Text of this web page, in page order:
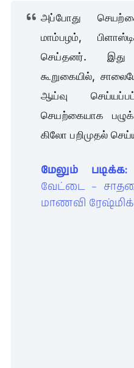
அப்போது
மாம்பழம்,
செய்தனர். இது
கூறுகையில்,
ஆய்வு
செயற்கையாக
கிலோ பறிமுதல்
மேலும் படிக்க:
வேட்டை –
மாணவி